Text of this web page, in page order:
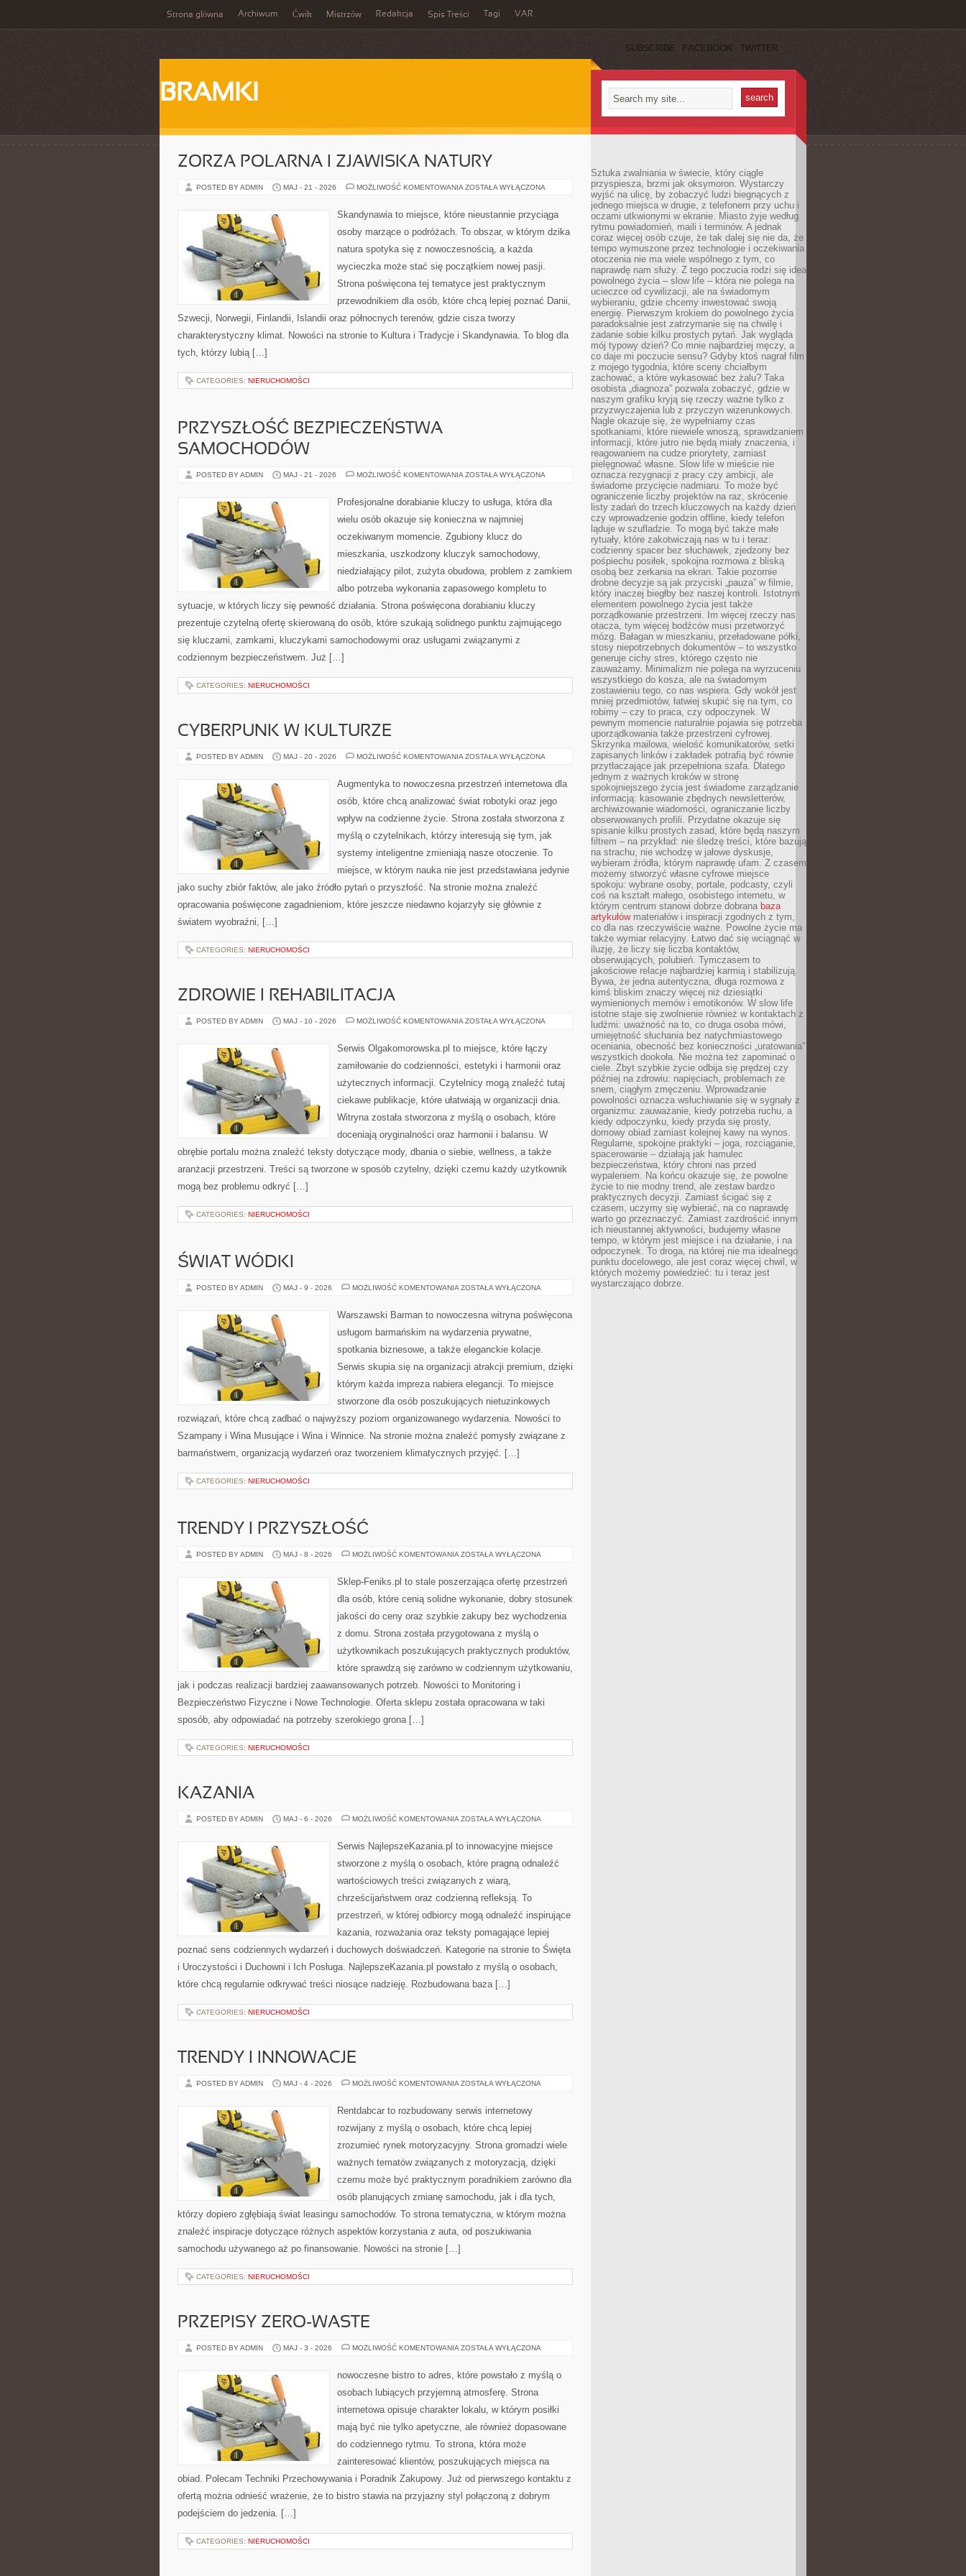
Strona główna Archiwum Ćwik Mistrzów Redakcja Spis Treści Tagi VAR
SUBSCRIBE FACEBOOK TWITTER
BRAMKI
ZORZA POLARNA I ZJAWISKA NATURY
POSTED BY ADMIN MAJ - 21 - 2026 MOŻLIWOŚĆ KOMENTOWANIA ZORZA
ZJAWISKA
NATURY
ZOSTAŁA WYŁĄCZONA
Skandynawia to miejsce, które nieustannie przyciąga
osoby marzące o podróżach. To obszar, w którym dzika
natura spotyka się z nowoczesnością, a każda
wycieczka może stać się początkiem nowej pasji.
Strona poświęcona tej tematyce jest praktycznym
przewodnikiem dla osób, które chcą lepiej poznać Danii,
Szwecji, Norwegii, Finlandii, Islandii oraz północnych terenów, gdzie cisza tworzy
charakterystyczny klimat. Nowości na stronie to Kultura i Tradycje i Skandynawia. To blog dla
tych, którzy lubią […]
CATEGORIES: NIERUCHOMOŚCI
PRZYSZŁOŚĆ BEZPIECZEŃSTWA
SAMOCHODÓW
POSTED BY ADMIN MAJ - 21 - 2026 MOŻLIWOŚĆ KOMENTOWANIA PRZYSZŁOŚĆ
ZOSTAŁA WYŁĄCZONA
Profesjonalne dorabianie kluczy to usługa, która dla
wielu osób okazuje się konieczna w najmniej
oczekiwanym momencie. Zgubiony klucz do
mieszkania, uszkodzony kluczyk samochodowy,
niedziałający pilot, zużyta obudowa, problem z zamkiem
albo potrzeba wykonania zapasowego kompletu to
sytuacje, w których liczy się pewność działania. Strona poświęcona dorabianiu kluczy
prezentuje czytelną ofertę skierowaną do osób, które szukają solidnego punktu zajmującego
się kluczami, zamkami, kluczykami samochodowymi oraz usługami związanymi z
codziennym bezpieczeństwem. Już […]
CATEGORIES: NIERUCHOMOŚCI
CYBERPUNK W KULTURZE
POSTED BY ADMIN MAJ - 20 - 2026 MOŻLIWOŚĆ KOMENTOWANIA CYBERPUNK
ZOSTAŁA WYŁĄCZONA
Augmentyka to nowoczesna przestrzeń internetowa dla
osób, które chcą analizować świat robotyki oraz jego
wpływ na codzienne życie. Strona została stworzona z
myślą o czytelnikach, którzy interesują się tym, jak
systemy inteligentne zmieniają nasze otoczenie. To
miejsce, w którym nauka nie jest przedstawiana jedynie
jako suchy zbiór faktów, ale jako źródło pytań o przyszłość. Na stronie można znaleźć
opracowania poświęcone zagadnieniom, które jeszcze niedawno kojarzyły się głównie z
światem wyobraźni, […]
CATEGORIES: NIERUCHOMOŚCI
ZDROWIE I REHABILITACJA
POSTED BY ADMIN MAJ - 10 - 2026 MOŻLIWOŚĆ KOMENTOWANIA ZDROWIE
ZOSTAŁA WYŁĄCZONA
Serwis Olgakomorowska.pl to miejsce, które łączy
zamiłowanie do codzienności, estetyki i harmonii oraz
użytecznych informacji. Czytelnicy mogą znaleźć tutaj
ciekawe publikacje, które ułatwiają w organizacji dnia.
Witryna została stworzona z myślą o osobach, które
doceniają oryginalności oraz harmonii i balansu. W
obrębie portalu można znaleźć teksty dotyczące mody, dbania o siebie, wellness, a także
aranżacji przestrzeni. Treści są tworzone w sposób czytelny, dzięki czemu każdy użytkownik
mogą bez problemu odkryć […]
CATEGORIES: NIERUCHOMOŚCI
ŚWIAT WÓDKI
POSTED BY ADMIN MAJ - 9 - 2026 MOŻLIWOŚĆ KOMENTOWANIA ŚWIAT
ZOSTAŁA WYŁĄCZONA
Warszawski Barman to nowoczesna witryna poświęcona
usługom barmańskim na wydarzenia prywatne,
spotkania biznesowe, a także eleganckie kolacje.
Serwis skupia się na organizacji atrakcji premium, dzięki
którym każda impreza nabiera elegancji. To miejsce
stworzone dla osób poszukujących nietuzinkowych
rozwiązań, które chcą zadbać o najwyższy poziom organizowanego wydarzenia. Nowości to
Szampany i Wina Musujące i Wina i Winnice. Na stronie można znaleźć pomysły związane z
barmaństwem, organizacją wydarzeń oraz tworzeniem klimatycznych przyjęć. […]
CATEGORIES: NIERUCHOMOŚCI
TRENDY I PRZYSZŁOŚĆ
POSTED BY ADMIN MAJ - 8 - 2026 MOŻLIWOŚĆ KOMENTOWANIA TRENDY
ZOSTAŁA WYŁĄCZONA
Sklep-Feniks.pl to stale poszerzająca ofertę przestrzeń
dla osób, które cenią solidne wykonanie, dobry stosunek
jakości do ceny oraz szybkie zakupy bez wychodzenia
z domu. Strona została przygotowana z myślą o
użytkownikach poszukujących praktycznych produktów,
które sprawdzą się zarówno w codziennym użytkowaniu,
jak i podczas realizacji bardziej zaawansowanych potrzeb. Nowości to Monitoring i
Bezpieczeństwo Fizyczne i Nowe Technologie. Oferta sklepu została opracowana w taki
sposób, aby odpowiadać na potrzeby szerokiego grona […]
CATEGORIES: NIERUCHOMOŚCI
KAZANIA
POSTED BY ADMIN MAJ - 6 - 2026 MOŻLIWOŚĆ KOMENTOWANIA KAZANIA
ZOSTAŁA WYŁĄCZONA
Serwis NajlepszeKazania.pl to innowacyjne miejsce
stworzone z myślą o osobach, które pragną odnaleźć
wartościowych treści związanych z wiarą,
chrześcijaństwem oraz codzienną refleksją. To
przestrzeń, w której odbiorcy mogą odnaleźć inspirujące
kazania, rozważania oraz teksty pomagające lepiej
poznać sens codziennych wydarzeń i duchowych doświadczeń. Kategorie na stronie to Święta
i Uroczystości i Duchowni i Ich Posługa. NajlepszeKazania.pl powstało z myślą o osobach,
które chcą regularnie odkrywać treści niosące nadzieję. Rozbudowana baza […]
CATEGORIES: NIERUCHOMOŚCI
TRENDY I INNOWACJE
POSTED BY ADMIN MAJ - 4 - 2026 MOŻLIWOŚĆ KOMENTOWANIA TRENDY
ZOSTAŁA WYŁĄCZONA
Rentdabcar to rozbudowany serwis internetowy
rozwijany z myślą o osobach, które chcą lepiej
zrozumieć rynek motoryzacyjny. Strona gromadzi wiele
ważnych tematów związanych z motoryzacją, dzięki
czemu może być praktycznym poradnikiem zarówno dla
osób planujących zmianę samochodu, jak i dla tych,
którzy dopiero zgłębiają świat leasingu samochodów. To strona tematyczna, w którym można
znaleźć inspiracje dotyczące różnych aspektów korzystania z auta, od poszukiwania
samochodu używanego aż po finansowanie. Nowości na stronie […]
CATEGORIES: NIERUCHOMOŚCI
PRZEPISY ZERO-WASTE
POSTED BY ADMIN MAJ - 3 - 2026 MOŻLIWOŚĆ KOMENTOWANIA PRZEPISY
ZOSTAŁA WYŁĄCZONA
nowoczesne bistro to adres, które powstało z myślą o
osobach lubiących przyjemną atmosferę. Strona
internetowa opisuje charakter lokalu, w którym posiłki
mają być nie tylko apetyczne, ale również dopasowane
do codziennego rytmu. To strona, która może
zainteresować klientów, poszukujących miejsca na
obiad. Polecam Techniki Przechowywania i Poradnik Zakupowy. Już od pierwszego kontaktu z
ofertą można odnieść wrażenie, że to bistro stawia na przyjazny styl połączoną z dobrym
podejściem do jedzenia. […]
CATEGORIES: NIERUCHOMOŚCI
Sztuka zwalniania w świecie, który ciągle
przyspiesza, brzmi jak oksymoron. Wystarczy
wyjść na ulicę, by zobaczyć ludzi biegnących z
jednego miejsca w drugie, z telefonem przy uchu i
oczami utkwionymi w ekranie. Miasto żyje według
rytmu powiadomień, maili i terminów. A jednak
coraz więcej osób czuje, że tak dalej się nie da, że
tempo wymuszone przez technologie i oczekiwania
otoczenia nie ma wiele wspólnego z tym, co
naprawdę nam służy. Z tego poczucia rodzi się idea
powolnego życia – slow life – która nie polega na
ucieczce od cywilizacji, ale na świadomym
wybieraniu, gdzie chcemy inwestować swoją
energię. Pierwszym krokiem do powolnego życia
paradoksalnie jest zatrzymanie się na chwilę i
zadanie sobie kilku prostych pytań. Jak wygląda
mój typowy dzień? Co mnie najbardziej męczy, a
co daje mi poczucie sensu? Gdyby ktoś nagrał film
z mojego tygodnia, które sceny chciałbym
zachować, a które wykasować bez żalu? Taka
osobista „diagnoza” pozwala zobaczyć, gdzie w
naszym grafiku kryją się rzeczy ważne tylko z
przyzwyczajenia lub z przyczyn wizerunkowych.
Nagle okazuje się, że wypełniamy czas
spotkaniami, które niewiele wnoszą, sprawdzaniem
informacji, które jutro nie będą miały znaczenia, i
reagowaniem na cudze priorytety, zamiast
pielęgnować własne. Slow life w mieście nie
oznacza rezygnacji z pracy czy ambicji, ale
świadome przycięcie nadmiaru. To może być
ograniczenie liczby projektów na raz, skrócenie
listy zadań do trzech kluczowych na każdy dzień
czy wprowadzenie godzin offline, kiedy telefon
ląduje w szufladzie. To mogą być także małe
rytuały, które zakotwiczają nas w tu i teraz:
codzienny spacer bez słuchawek, zjedzony bez
pośpiechu posiłek, spokojna rozmowa z bliską
osobą bez zerkania na ekran. Takie pozornie
drobne decyzje są jak przyciski „pauza” w filmie,
który inaczej biegłby bez naszej kontroli. Istotnym
elementem powolnego życia jest także
porządkowanie przestrzeni. Im więcej rzeczy nas
otacza, tym więcej bodźców musi przetworzyć
mózg. Bałagan w mieszkaniu, przeładowane półki,
stosy niepotrzebnych dokumentów – to wszystko
generuje cichy stres, którego często nie
zauważamy. Minimalizm nie polega na wyrzuceniu
wszystkiego do kosza, ale na świadomym
zostawieniu tego, co nas wspiera. Gdy wokół jest
mniej przedmiotów, łatwiej skupić się na tym, co
robimy – czy to praca, czy odpoczynek. W
pewnym momencie naturalnie pojawia się potrzeba
uporządkowania także przestrzeni cyfrowej.
Skrzynka mailowa, wielość komunikatorów, setki
zapisanych linków i zakładek potrafią być równie
przytłaczające jak przepełniona szafa. Dlatego
jednym z ważnych kroków w stronę
spokojniejszego życia jest świadome zarządzanie
informacją: kasowanie zbędnych newsletterów,
archiwizowanie wiadomości, ograniczanie liczby
obserwowanych profili. Przydatne okazuje się
spisanie kilku prostych zasad, które będą naszym
filtrem – na przykład: nie śledzę treści, które bazują
na strachu, nie wchodzę w jałowe dyskusje,
wybieram źródła, którym naprawdę ufam. Z czasem
możemy stworzyć własne cyfrowe miejsce
spokoju: wybrane osoby, portale, podcasty, czyli
coś na kształt małego, osobistego internetu, w
którym centrum stanowi dobrze dobrana baza
artykułówmateriałów i inspiracji zgodnych z tym,
co dla nas rzeczywiście ważne. Powolne życie ma
także wymiar relacyjny. Łatwo dać się wciągnąć w
iluzję, że liczy się liczba kontaktów,
obserwujących, polubień. Tymczasem to
jakościowe relacje najbardziej karmią i stabilizują.
Bywa, że jedna autentyczna, długa rozmowa z
kimś bliskim znaczy więcej niż dziesiątki
wymienionych memów i emotikonów. W slow life
istotne staje się zwolnienie również w kontaktach z
ludźmi: uważność na to, co druga osoba mówi,
umiejętność słuchania bez natychmiastowego
oceniania, obecność bez konieczności „uratowania”
wszystkich dookoła. Nie można też zapominać o
ciele. Zbyt szybkie życie odbija się prędzej czy
później na zdrowiu: napięciach, problemach ze
snem, ciągłym zmęczeniu. Wprowadzanie
powolności oznacza wsłuchiwanie się w sygnały z
organizmu: zauważanie, kiedy potrzeba ruchu, a
kiedy odpoczynku, kiedy przyda się prosty,
domowy obiad zamiast kolejnej kawy na wynos.
Regularne, spokojne praktyki – joga, rozciąganie,
spacerowanie – działają jak hamulec
bezpieczeństwa, który chroni nas przed
wypaleniem. Na końcu okazuje się, że powolne
życie to nie modny trend, ale zestaw bardzo
praktycznych decyzji. Zamiast ścigać się z
czasem, uczymy się wybierać, na co naprawdę
warto go przeznaczyć. Zamiast zazdrościć innym
ich nieustannej aktywności, budujemy własne
tempo, w którym jest miejsce i na działanie, i na
odpoczynek. To droga, na której nie ma idealnego
punktu docelowego, ale jest coraz więcej chwil, w
których możemy powiedzieć: tu i teraz jest
wystarczająco dobrze.